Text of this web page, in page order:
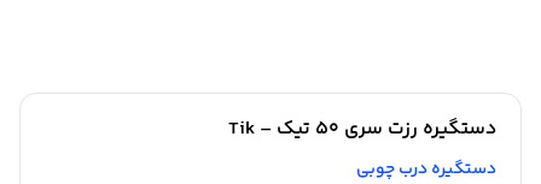
دستگیره رزت سری 50 تیک – Tik
دستگیره درب چوبی